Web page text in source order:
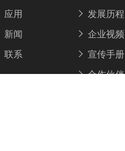
应用
新闻
联系
发展历程
企业视频
宣传手册
合作伙伴